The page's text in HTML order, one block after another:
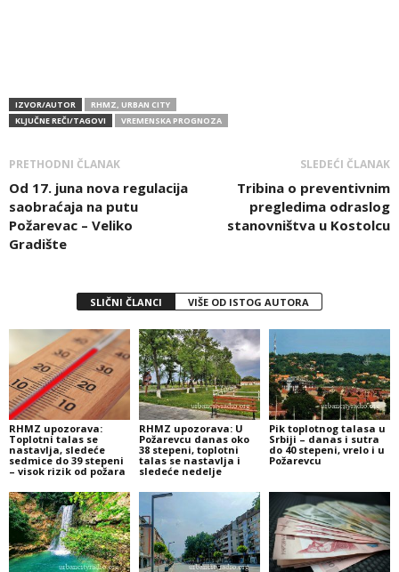
IZVOR/AUTOR
RHMZ, URBAN CITY
KLJUČNE REČI/TAGOVI
VREMENSKA PROGNOZA
PRETHODNI ČLANAK
Od 17. juna nova regulacija
saobraćaja na putu
Požarevac – Veliko
Gradište
SLEDEĆI ČLANAK
Tribina o preventivnim
pregledima odraslog
stanovništva u Kostolcu
SLIČNI ČLANCI VIŠE OD ISTOG AUTORA
RHMZ upozorava:
Toplotni talas se
nastavlja, sledeće
sedmice do 39 stepeni
– visok rizik od požara
RHMZ upozorava: U
Požarevcu danas oko
38 stepeni, toplotni
talas se nastavlja i
sledeće nedelje
Pik toplotnog talasa u
Srbiji – danas i sutra
do 40 stepeni, vrelo i u
Požarevcu